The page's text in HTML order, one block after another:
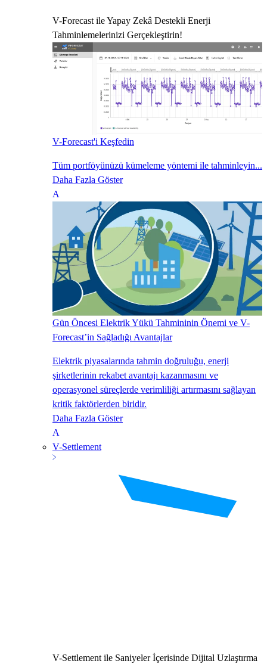
V-Forecast ile Yapay Zekâ Destekli Enerji
Tahminlemelerinizi Gerçekleştirin!
V-Forecast'i Keşfedin
Tüm portföyünüzü kümeleme yöntemi ile tahminleyin...
Daha Fazla Göster
Gün Öncesi Elektrik Yükü Tahmininin Önemi ve V-
Forecast’in Sağladığı Avantajlar
Elektrik piyasalarında tahmin doğruluğu, enerji
şirketlerinin rekabet avantajı kazanmasını ve
operasyonel süreçlerde verimliliği artırmasını sağlayan
kritik faktörlerden biridir.
Daha Fazla Göster
V-Settlement
V-Settlement ile Saniyeler İçerisinde Dijital Uzlaştırma